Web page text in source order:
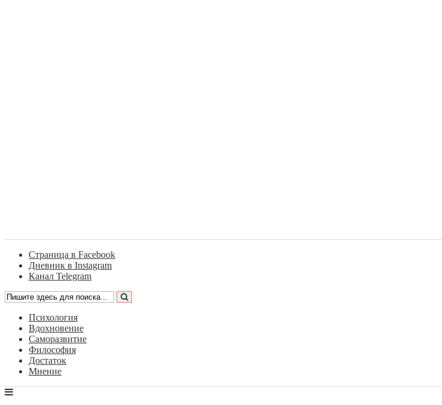
Страница в Facebook
Дневник в Instagram
Канал Telegram
Психология
Вдохновение
Саморазвитие
Философия
Достаток
Мнение